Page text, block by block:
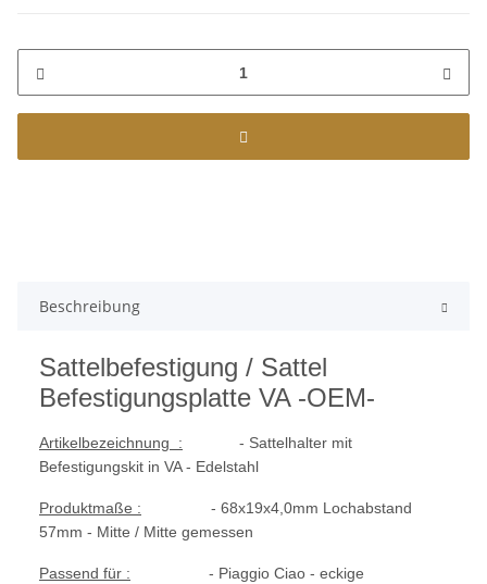
Beschreibung
Sattelbefestigung / Sattel
Befestigungsplatte VA -OEM-
Artikelbezeichnung : - Sattelhalter mit
Befestigungskit in VA - Edelstahl
Produktmaße : - 68x19x4,0mm Lochabstand
57mm - Mitte / Mitte gemessen
Passend für : - Piaggio Ciao - eckige